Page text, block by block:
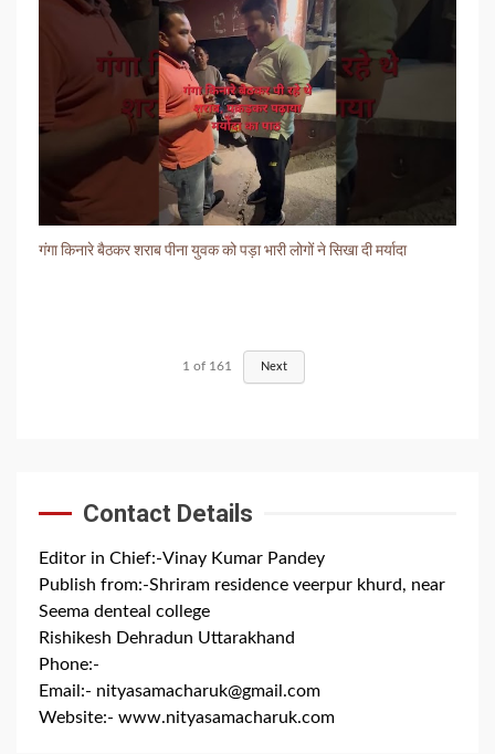
गंगा किनारे बैठकर शराब पीना युवक को पड़ा भारी लोगों ने सिखा दी मर्यादा
1 of 161 Next
Contact Details
Editor in Chief:-Vinay Kumar Pandey
Publish from:-Shriram residence veerpur khurd, near
Seema denteal college
Rishikesh Dehradun Uttarakhand
Phone:-
Email:- nityasamacharuk@gmail.com
Website:- www.nityasamacharuk.com